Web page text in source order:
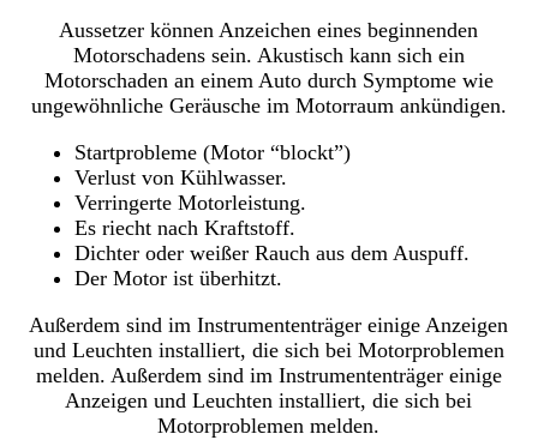
Aussetzer können Anzeichen eines beginnenden
Motorschadens sein. Akustisch kann sich ein
Motorschaden an einem Auto durch Symptome wie
ungewöhnliche Geräusche im Motorraum ankündigen.
Startprobleme (Motor “blockt”)
Verlust von Kühlwasser.
Verringerte Motorleistung.
Es riecht nach Kraftstoff.
Dichter oder weißer Rauch aus dem Auspuff.
Der Motor ist überhitzt.
Außerdem sind im Instrumententräger einige Anzeigen
und Leuchten installiert, die sich bei Motorproblemen
melden. Außerdem sind im Instrumententräger einige
Anzeigen und Leuchten installiert, die sich bei
Motorproblemen melden.